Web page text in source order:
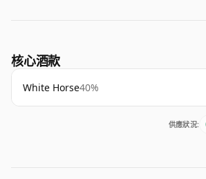
核心酒款
White Horse40%
供應狀況: